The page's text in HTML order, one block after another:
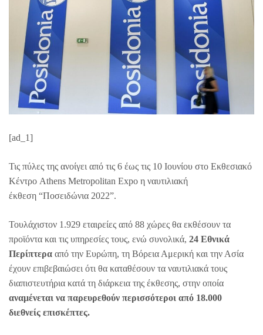
[ad_1]
Τις πύλες της ανοίγει από τις 6 έως τις 10 Ιουνίου στο Εκθεσιακό
Κέντρο Athens Metropolitan Expo η ναυτιλιακή
έκθεση “Ποσειδώνια 2022”.
Τουλάχιστον 1.929 εταιρείες από 88 χώρες θα εκθέσουν τα
προϊόντα και τις υπηρεσίες τους, ενώ συνολικά, 24 Εθνικά
Περίπτερα από την Ευρώπη, τη Βόρεια Αμερική και την Ασία
έχουν επιβεβαιώσει ότι θα καταθέσουν τα ναυτιλιακά τους
διαπιστευτήρια κατά τη διάρκεια της έκθεσης, στην οποία
αναμένεται να παρευρεθούν περισσότεροι από 18.000
διεθνείς επισκέπτες.